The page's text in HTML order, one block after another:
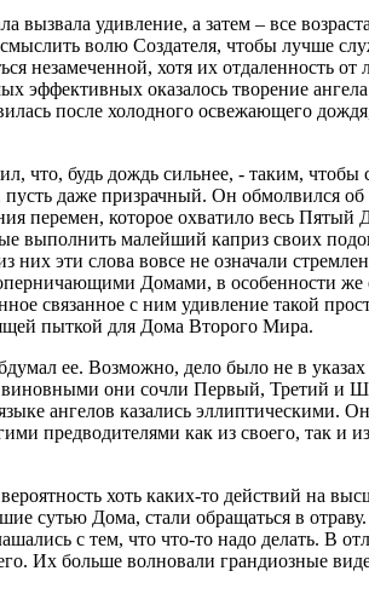
удивление, а затем – все
волю Создателя, чтобы лучше
незамеченной, хотя их отдаленность
эффективных оказалось творение
после холодного освежающего
что, будь дождь сильнее, - таким,
даже призрачный. Он обмолвился
перемен, которое охватило весь
выполнить малейший каприз своих
эти слова вовсе не означали
Домами, в особенности
связанное с ним удивление такой
пыткой для Дома Второго Мира.
ее. Возможно, дело было не в
они сочли Первый, Третий и
ангелов казались эллиптическими.
предводителями как из своего, так и
хоть каких-то действий на
сутью Дома, стали обращаться в
с тем, что что-то надо делать. В
Их больше волновали грандиозные